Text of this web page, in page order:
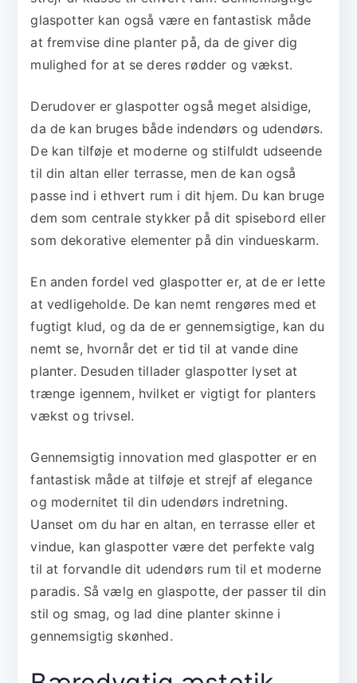
glaspotter kan også være en fantastisk måde
at fremvise dine planter på, da de giver dig
mulighed for at se deres rødder og vækst.
Derudover er glaspotter også meget alsidige,
da de kan bruges både indendørs og udendørs.
De kan tilføje et moderne og stilfuldt udseende
til din altan eller terrasse, men de kan også
passe ind i ethvert rum i dit hjem. Du kan bruge
dem som centrale stykker på dit spisebord eller
som dekorative elementer på din vindueskarm.
En anden fordel ved glaspotter er, at de er lette
at vedligeholde. De kan nemt rengøres med et
fugtigt klud, og da de er gennemsigtige, kan du
nemt se, hvornår det er tid til at vande dine
planter. Desuden tillader glaspotter lyset at
trænge igennem, hvilket er vigtigt for planters
vækst og trivsel.
Gennemsigtig innovation med glaspotter er en
fantastisk måde at tilføje et strejf af elegance
og modernitet til din udendørs indretning.
Uanset om du har en altan, en terrasse eller et
vindue, kan glaspotter være det perfekte valg
til at forvandle dit udendørs rum til et moderne
paradis. Så vælg en glaspotte, der passer til din
stil og smag, og lad dine planter skinne i
gennemsigtig skønhed.